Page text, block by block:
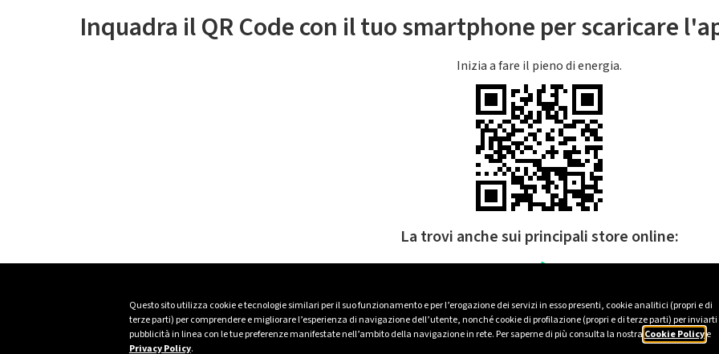
Questo sito utilizza cookie e tecnologie similari per il suo funzionamento e per l’erogazione dei servizi in esso presenti, cookie analitici (propri e di
terze parti) per comprendere e migliorare l’esperienza di navigazione dell’utente, nonché cookie di profilazione (propri e di terze parti) per inviarti
pubblicità in linea con le tue preferenze manifestate nell’ambito della navigazione in rete. Per saperne di più consulta la nostra Cookie Policye
Privacy Policy.
Inquadra il QR Code con il tuo smartphone per scaricare
Inizia a fare il pieno di energia.
La trovi anche sui principali store online: